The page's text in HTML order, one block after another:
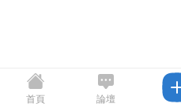
首頁 論壇